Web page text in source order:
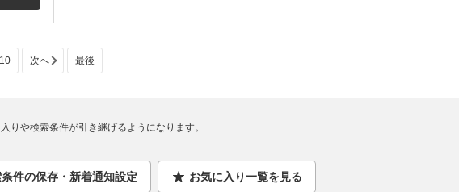
10 次へ 最後
や検索条件が引き継げるようになります。
件の保存・新着通知設定 お気に入り一覧を見る